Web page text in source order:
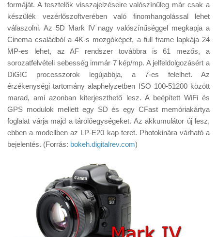
Érdekességek
Helyszíni Riport
E-BB
formáját. A tesztelők visszajelzéseire valószínűleg már csak a
készülék vezérlőszoftverében való finomhangolással lehet
válaszolni. Az 5D Mark IV nagy valószínűséggel megkapja a
Cinema családból a 4K-s mozgóképet, a full frame lapkája 24
MP-es lehet, az AF rendszer továbbra is 61 mezős, a
sorozatfelvételi sebesség immár 7 kép/mp. A jelfeldolgozásért a
DiG!C processzorok legújabbja, a 7-es felelhet. Az
érzékenységi tartomány alaphelyzetben ISO 100-51200 között
marad, ami azonban kiterjeszthető lesz. A beépített WiFi és
GPS modulok mellett egy SD és egy CFast memóriakártya
foglalat várja majd a tárolóegységeket. Az akkumulátor új lesz,
ebben a modellben az LP-E20 kap teret. Photokinára várható a
bejelentés. (Forrás: bokeh.digitalrev.com)